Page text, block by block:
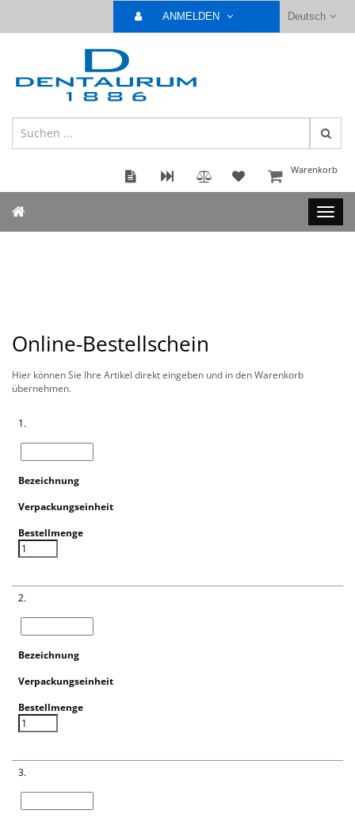
Deutsch
ANMELDEN
Warenkorb
Online-Bestellschein
Hier können Sie Ihre Artikel direkt eingeben und in den Warenkorb
übernehmen.
1.
2.
3.